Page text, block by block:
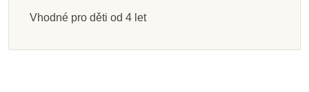
Vhodné pro děti od 4 let